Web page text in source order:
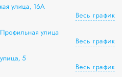
улица, 16А
Весь график
улица
Весь график
5
Весь график